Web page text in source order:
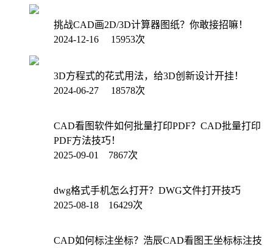
挑战CAD画2D/3D计算器图纸？你敢接招嘛！
2024-12-16 15953次
3D方程式的花式用法，给3D创新设计开挂！
2024-06-27 18578次
CAD看图软件如何批量打印PDF？CAD批量打印
PDF方法技巧！
2025-09-01 7867次
dwg格式手机怎么打开？DWG文件打开技巧
2025-08-18 16429次
CAD如何标注坐标？浩辰CAD看图王坐标标注技